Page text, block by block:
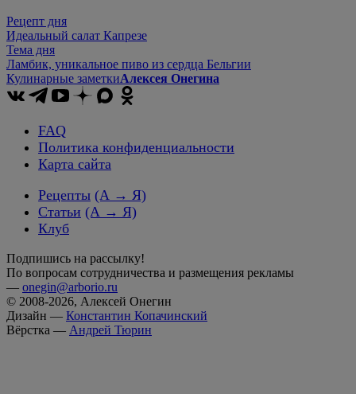
Рецепт дня
Идеальный салат Капрезе
Тема дня
Ламбик, уникальное пиво из сердца Бельгии
Кулинарные заметкиАлексея Онегина
FAQ
Политика конфиденциальности
Карта сайта
Рецепты (А → Я)
Статьи (А → Я)
Клуб
Подпишись на рассылку!
По вопросам сотрудничества и размещения рекламы
— onegin@arborio.ru
© 2008-2026, Алексей Онегин
Дизайн — Константин Копачинский
Вёрстка — Андрей Тюрин